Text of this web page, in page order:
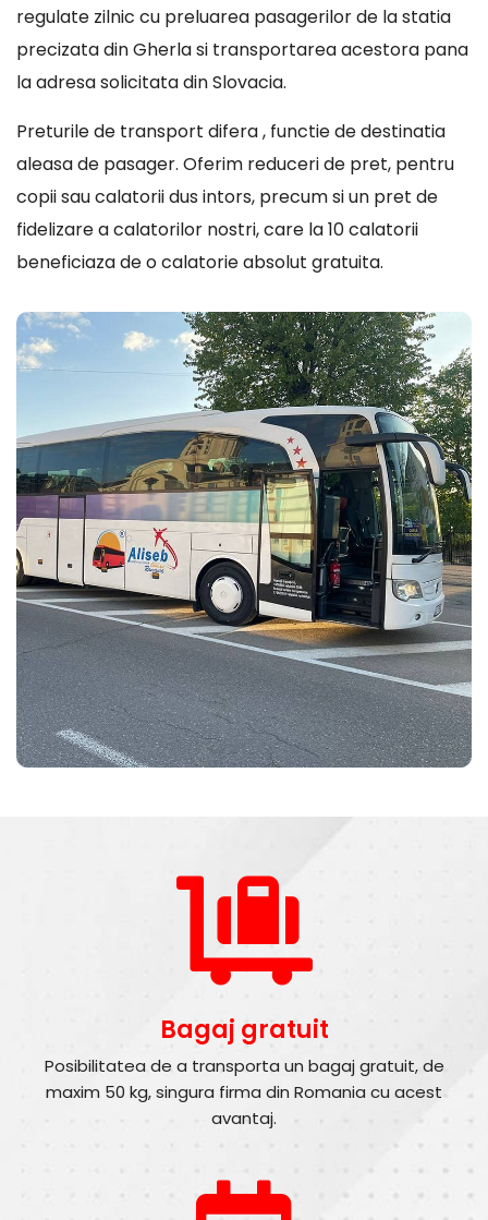
regulate zilnic cu preluarea pasagerilor de la statia
precizata din Gherla si transportarea acestora pana
la adresa solicitata din Slovacia.
Preturile de transport difera , functie de destinatia
aleasa de pasager. Oferim reduceri de pret, pentru
copii sau calatorii dus intors, precum si un pret de
fidelizare a calatorilor nostri, care la 10 calatorii
beneficiaza de o calatorie absolut gratuita.
Bagaj gratuit
Posibilitatea de a transporta un bagaj gratuit, de
maxim 50 kg, singura firma din Romania cu acest
avantaj.